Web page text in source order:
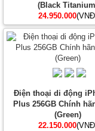
(Black
24.950.000
Điện thoại di động
Plus 256GB Chính
(Green)
22.150.000